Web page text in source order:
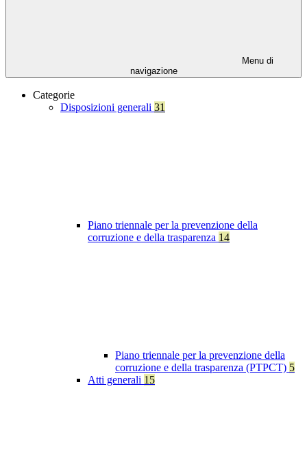
Menu di
navigazione
Categorie
Disposizioni generali 31
Piano triennale per la prevenzione della
corruzione e della trasparenza 14
Piano triennale per la prevenzione della
corruzione e della trasparenza (PTPCT) 5
Atti generali 15